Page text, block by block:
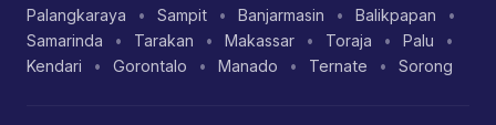
Palangkaraya
• Sampit • Banjarmasin • Balikpapan
•
Samarinda
• Tarakan • Makassar • Toraja • Palu
•
Kendari
• Gorontalo • Manado • Ternate • Sorong